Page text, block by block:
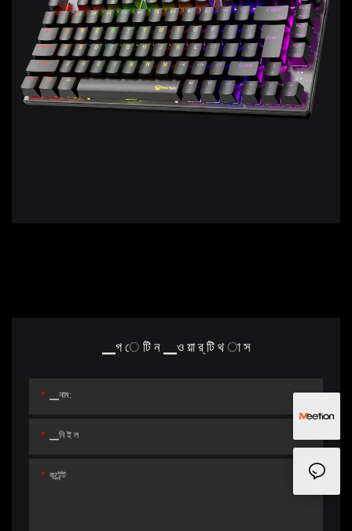
▁গ ে টি ন ▁ও য়া র্ টি থ া স
▁নাম:
▁নি ই ল
কন্টেন্ট